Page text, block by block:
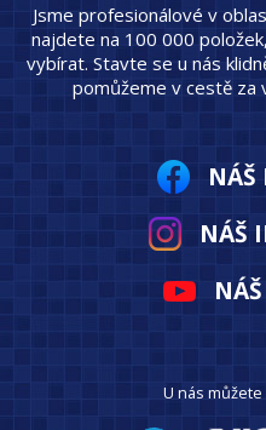
Jsme profesionálové v
najdete na 100 000
vybírat. Stavte se u nás
pomůžeme v cestě za
NÁŠ
NÁŠ
U nás